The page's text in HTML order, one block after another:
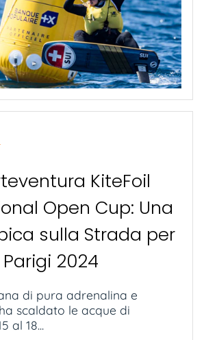
KiteFoil
Open Cup: Una
sulla Strada per
Parigi 2024
di pura adrenalina e
scaldato le acque di
al 18...